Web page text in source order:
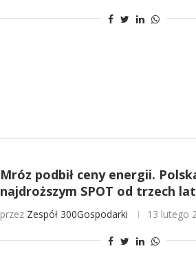
Mróz podbił ceny energii.
najdroższym SPOT od trzech lat
przez Zespół 300Gospodarki 13 lutego